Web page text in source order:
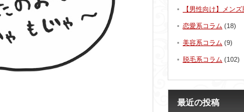
【男性向け】メン
恋愛系コラム (18)
美容系コラム (9)
脱毛系コラム (102)
最近の投稿